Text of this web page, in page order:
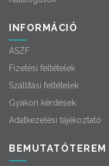
INFORMÁCIÓ
ÁSZF
Fizetési feltételek
Szállítási feltételek
Gyakori kérdések
Adatkezelési tájékoztató
BEMUTATÓTEREM